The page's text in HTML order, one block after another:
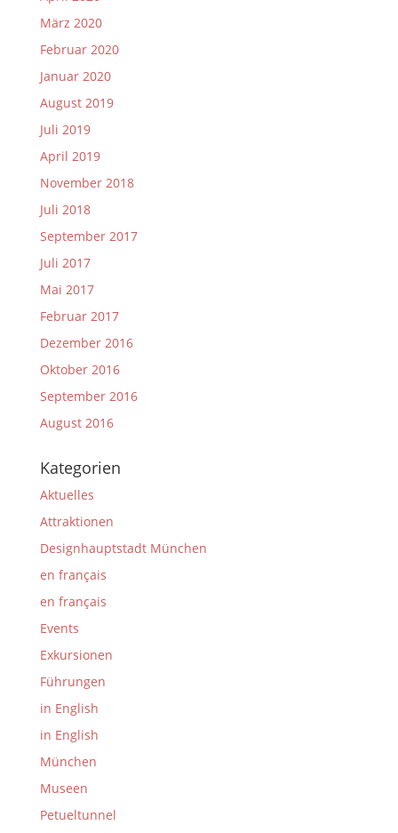
März 2020
Februar 2020
Januar 2020
August 2019
Juli 2019
April 2019
November 2018
Juli 2018
September 2017
Juli 2017
Mai 2017
Februar 2017
Dezember 2016
Oktober 2016
September 2016
August 2016
Kategorien
Aktuelles
Attraktionen
Designhauptstadt München
en français
en français
Events
Exkursionen
Führungen
in English
in English
München
Museen
Petueltunnel